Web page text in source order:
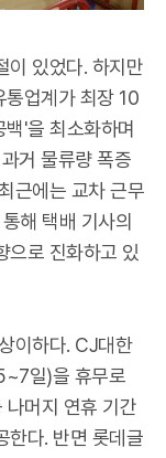
이 있었다. 하지만
통업계가 최장 10
'을 최소화하며
거 물류량 폭증
근에는 교차 근무
해 택배 기사의
으로 진화하고 있
이하다. CJ대한
일)을 휴무로
머지 연휴 기간
한다. 반면 롯데글